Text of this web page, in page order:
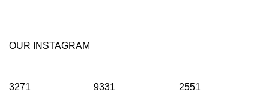
OUR INSTAGRAM
3271 9331 2551